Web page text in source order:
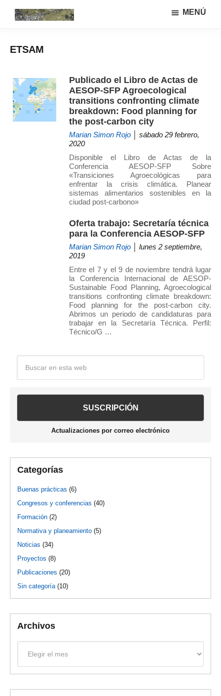
lateral
y
sistemas
investigación
MENÚ
ETSAM
Publicado el Libro de Actas de
AESOP-SFP Agroecological
transitions confronting climate
breakdown: Food planning for
the post-carbon city
Marian Simon Rojo │ sábado 29 febrero,
2020
Disponible el Libro de Actas de la
Conferencia AESOP-SFP Sobre
«Transiciones Agroecológicas para
enfrentar la crisis climática. Planear
sistemas alimentarios sostenibles en la
ciudad post-carbono»
Oferta trabajo: Secretaría técnica
para la Conferencia AESOP-SFP
Marian Simon Rojo │ lunes 2 septiembre,
2019
Entre el 7 y el 9 de noviembre tendrá lugar
la Conferencia Internacional de AESOP-
Sustainable Food Planning, Agroecological
transitions confronting climate breakdown:
Food planning for the post-carbon city.
Abrimos un periodo de candidaturas para
trabajar en la Secretaría Técnica. Perfil:
Técnico/G …
Barra
lateral
principal
Actualizaciones por correo electrónico
Categorías
Buenas prácticas (6)
Congresos y conferencias (40)
Formación (2)
Normativa y planeamiento (5)
Noticias (34)
Proyectos (8)
Publicaciones (20)
Sin categoría(10)
Archivos